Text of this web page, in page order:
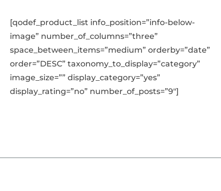
[qodef_product_list info_position=”info-below-
image” number_of_columns=”three”
space_between_items=”medium” orderby=”date”
order=”DESC” taxonomy_to_display=”category”
image_size=”” display_category=”yes”
display_rating=”no” number_of_posts=”9″]